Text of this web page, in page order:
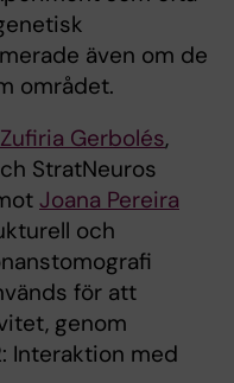
även om de
området.
Gerbolés,
StratNeuros
Joana Pereira
och
för att
genom
Interaktion med